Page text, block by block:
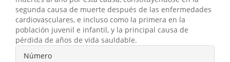
segunda causa de muerte después de las enfermedades
cardiovasculares, e incluso como la primera en la
población juvenil e infantil, y la principal causa de
pérdida de años de vida sauldable.
Detalles
Número